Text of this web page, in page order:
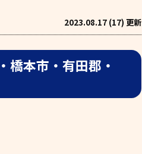
2023.08.17 (17) 更新
橋本市・有田郡・